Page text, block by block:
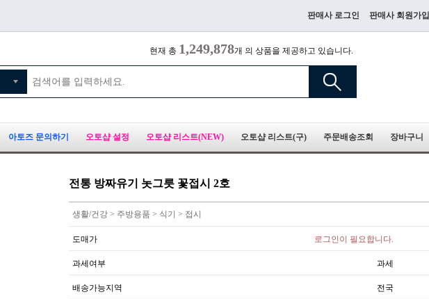
판매사 로그인 판매사 회원가입
현재 총 1,249,878개 의 상품을 제공하고 있습니다.
아토즈 문의하기 오토샵 설정 오토샵 리스트(NEW) 오토샵 리스트(구) 주문배송조회 장바구니
전통 방짜유기 놋그릇 꽃접시 2호
생활/건강 > 주방용품 > 식기 > 접시
도매가 로그인이 필요합니다.
과세여부 과세
배송가능지역 전국